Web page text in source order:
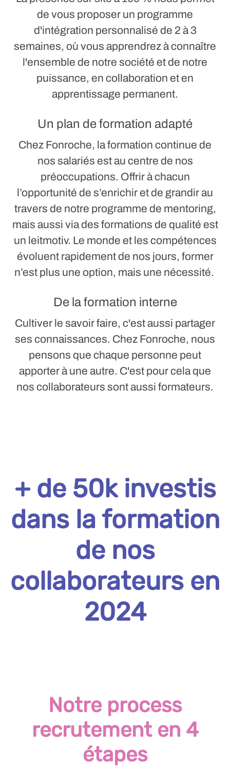
de vous proposer un programme
d'intégration personnalisé de 2 à 3
semaines, où vous apprendrez à connaître
l'ensemble de notre société et de notre
puissance, en collaboration et en
apprentissage permanent.
Un plan de formation adapté
Chez Fonroche, la formation continue de
nos salariés est au centre de nos
préoccupations. Offrir à chacun
l’opportunité de s’enrichir et de grandir au
travers de notre programme de mentoring,
mais aussi via des formations de qualité est
un leitmotiv. Le monde et les compétences
évoluent rapidement de nos jours, former
n’est plus une option, mais une nécessité.
De la formation interne
Cultiver le savoir faire, c'est aussi partager
ses connaissances. Chez Fonroche, nous
pensons que chaque personne peut
apporter à une autre. C'est pour cela que
nos collaborateurs sont aussi formateurs.
+ de 50k investis
dans la formation
de nos
collaborateurs en
2024
Notre process
recrutement en 4
étapes